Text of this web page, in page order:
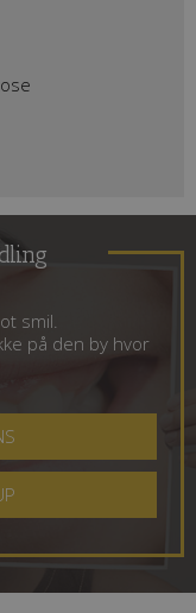
smil.
på den by hvor